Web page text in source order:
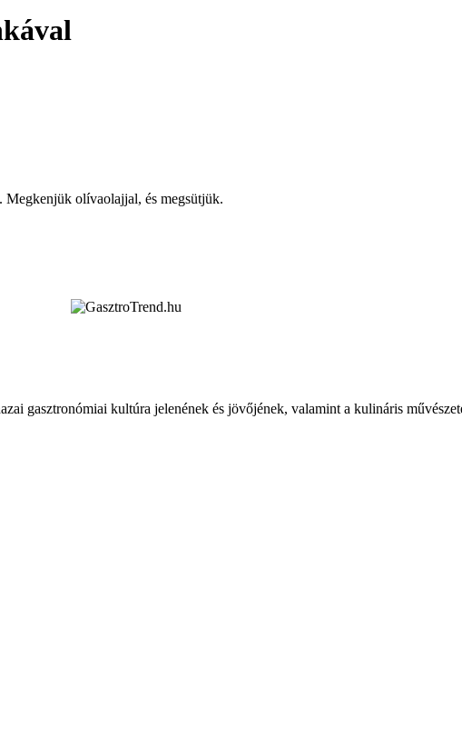
Megkenjük olívaolajjal, és megsütjük.
gasztronómiai kultúra jelenének és jövőjének, valamint a kulináris